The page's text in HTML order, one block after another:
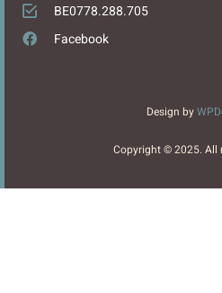
BE0778.288.705
Facebook
Design by
Copyright © 2025. All